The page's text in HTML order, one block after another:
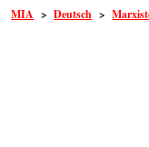
MIA >Deutsch >